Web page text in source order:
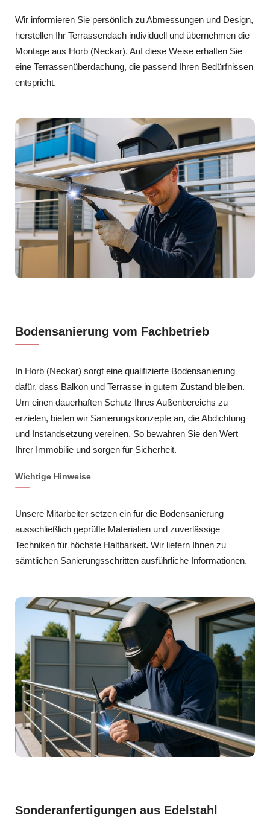
Wir informieren Sie persönlich zu Abmessungen und Design,
herstellen Ihr Terrassendach individuell und übernehmen die
Montage aus Horb (Neckar). Auf diese Weise erhalten Sie
eine Terrassenüberdachung, die passend Ihren Bedürfnissen
entspricht.
Bodensanierung vom Fachbetrieb
In Horb (Neckar) sorgt eine qualifizierte Bodensanierung
dafür, dass Balkon und Terrasse in gutem Zustand bleiben.
Um einen dauerhaften Schutz Ihres Außenbereichs zu
erzielen, bieten wir Sanierungskonzepte an, die Abdichtung
und Instandsetzung vereinen. So bewahren Sie den Wert
Ihrer Immobilie und sorgen für Sicherheit.
Wichtige Hinweise
Unsere Mitarbeiter setzen ein für die Bodensanierung
ausschließlich geprüfte Materialien und zuverlässige
Techniken für höchste Haltbarkeit. Wir liefern Ihnen zu
sämtlichen Sanierungsschritten ausführliche Informationen.
Sonderanfertigungen aus Edelstahl